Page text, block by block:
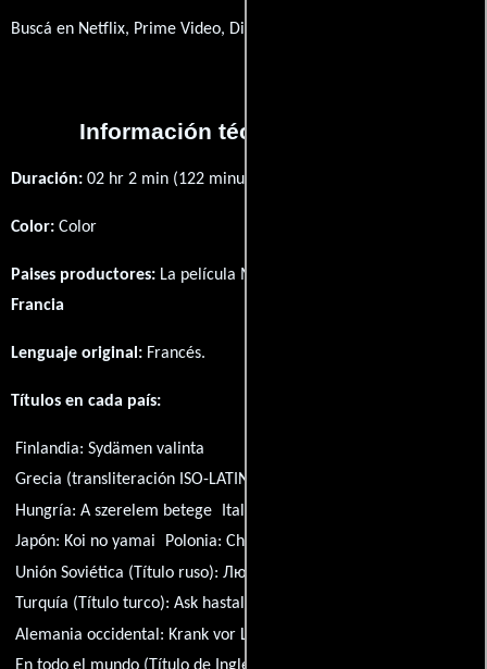
Buscá en Netflix, Prime Video, Disney+
Información técnica y general
Duración: 02 hr 2 min (122 minutos) .
Color: Color
Paises productores: La película Malady of Love fué producida en
Francia
Lenguaje original: Francés.
Títulos en cada país:
Finlandia:Sydämen valinta
Grecia (transliteración ISO-LATIN-1):
Hungría:A szerelem betege Italia:
Japón: Koi no yamai Polonia: Chora z milosci
Unión Soviética (Título ruso):Любовный недуг
Turquía (Título turco):Ask hastaligi
Alemania occidental: Krank vor Liebe